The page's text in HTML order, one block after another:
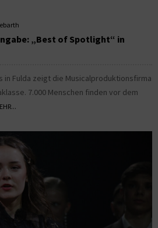
„Best of Spotlight“ in
in Fulda zeigt die Musicalproduktionsfirma
7.000 Menschen finden vor dem